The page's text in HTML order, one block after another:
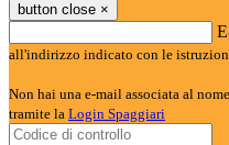
button close ×
all'indirizzo indicato con le
Non hai una e-mail associata al
tramite la Login Spaggiari